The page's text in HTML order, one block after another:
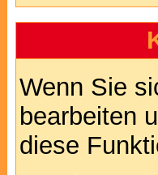
Wenn Sie
bearbeiten
diese